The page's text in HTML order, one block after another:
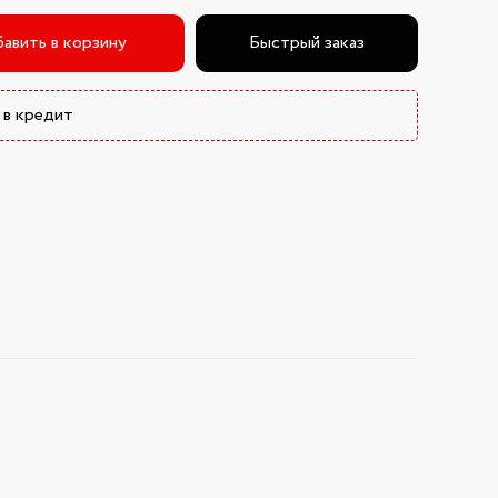
в корзину Быстрый заказ
кредит